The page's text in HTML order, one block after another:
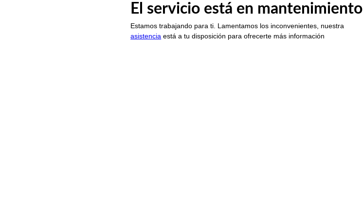
El servicio está en mantenimiento
Estamos trabajando para ti. Lamentamos los inconvenientes, nuestra
asistencia está a tu disposición para ofrecerte más información